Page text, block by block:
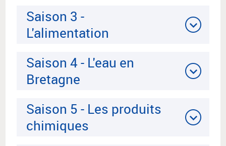
Saison 3 -
L'alimentation
Saison 4 - L'eau en
Bretagne
Saison 5 - Les produits
chimiques